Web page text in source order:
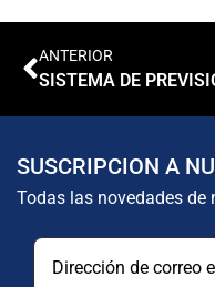
ANTERIOR
SUSCRIPCION A
Todas las novedades